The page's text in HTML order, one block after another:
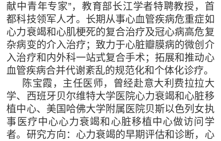
献中青年专家”，教育部长江学者特聘教授，首
都科技领军人才。长期从事心血管疾病危重症如
心力衰竭和心肌梗死的复合治疗及冠心病高危复
杂病变的介入治疗；致力于心脏瓣膜病的微创介
入治疗和内外科一站式复合手术；拓展和推动心
血管疾病合并代谢紊乱的规范化和个体化诊疗。
陈宝霞，主任医师，曾经赴意大利费拉拉大
学、西班牙贝尔维特大学医院心力衰竭和心脏移
植中心、美国哈佛大学附属医院贝斯以色列女执
事医疗中心心力衰竭和心脏移植中心做访问学
者。研究方向：心力衰竭的早期评估和诊断，心